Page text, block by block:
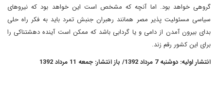
گروهی خواهد بود. اما آنچه که مشخص است این خواهد بود که نیروهای
سیاسی مسئولیت پذیر مصر همانند رهبران جنبش تمرد باید به فکر راه حلی
بدای بیرون آمدن از دامی و یا گردابی باشد که ممکن است آینده دهشتناکی را
برای این کشور رقم زند.
انتشار اولیه: دوشنبه 7 مرداد 1392/ باز انتشار: جمعه 11 مرداد 1392